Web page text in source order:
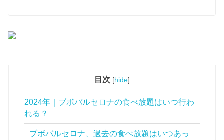
目次 [hide]
2024年｜ブボバルセロナの食べ放題はいつ行わ
れる？
ブボバルセロナ、過去の食べ放題はいつあっ